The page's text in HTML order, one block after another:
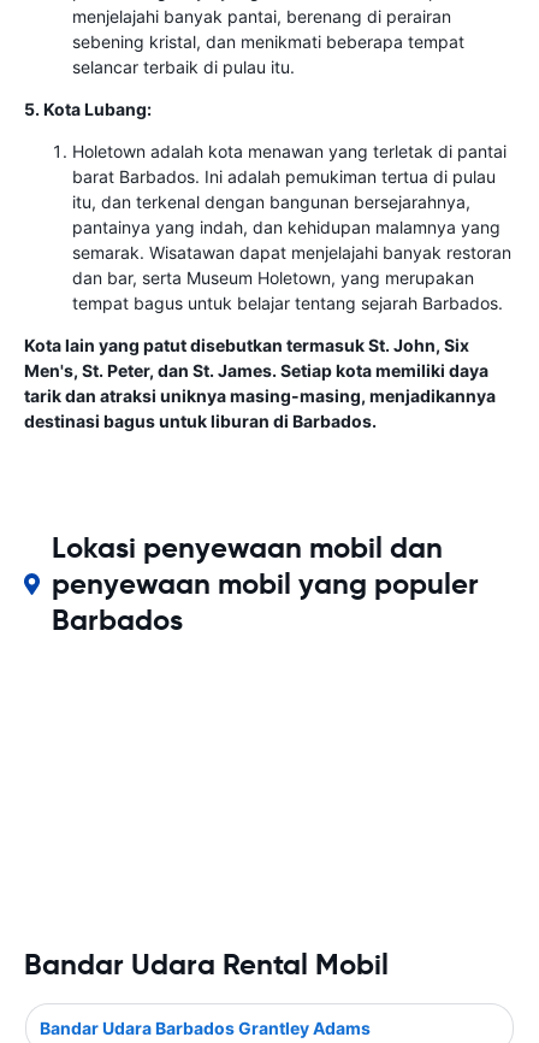
menjelajahi banyak pantai, berenang di perairan
sebening kristal, dan menikmati beberapa tempat
selancar terbaik di pulau itu.
5. Kota Lubang:
Holetown adalah kota menawan yang terletak di pantai
barat Barbados. Ini adalah pemukiman tertua di pulau
itu, dan terkenal dengan bangunan bersejarahnya,
pantainya yang indah, dan kehidupan malamnya yang
semarak. Wisatawan dapat menjelajahi banyak restoran
dan bar, serta Museum Holetown, yang merupakan
tempat bagus untuk belajar tentang sejarah Barbados.
Kota lain yang patut disebutkan termasuk St. John, Six
Men's, St. Peter, dan St. James. Setiap kota memiliki daya
tarik dan atraksi uniknya masing-masing, menjadikannya
destinasi bagus untuk liburan di Barbados.
Lokasi penyewaan mobil dan
penyewaan mobil yang populer
Barbados
Bandar Udara Rental Mobil
Bandar Udara Barbados Grantley Adams